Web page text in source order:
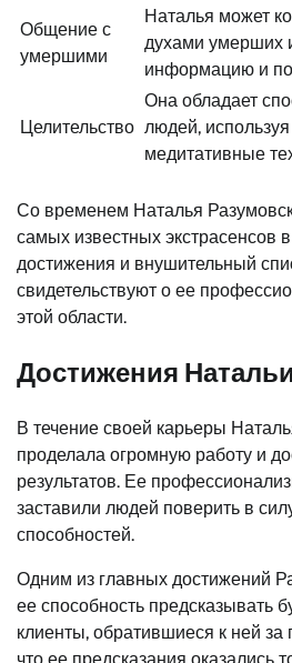
Общение с
умершими
Наталья может
духами умерших
информацию и
Целительство
Она обладает
людей, используя
медитативные
Со временем Наталья
самых известных экстрасенсов
достижения и внушительный
свидетельствуют о ее
этой области.
Достижения
В течение своей карьеры
проделала огромную работу и
результатов. Ее
заставили людей поверить в
способностей.
Одним из главных достижений
ее способность предсказывать
клиенты, обратившиеся к ней
что ее предсказания оказались